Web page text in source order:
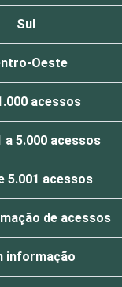
Sul
Oeste
acessos
a 5.000 acessos
5.001 acessos
de acessos
informação